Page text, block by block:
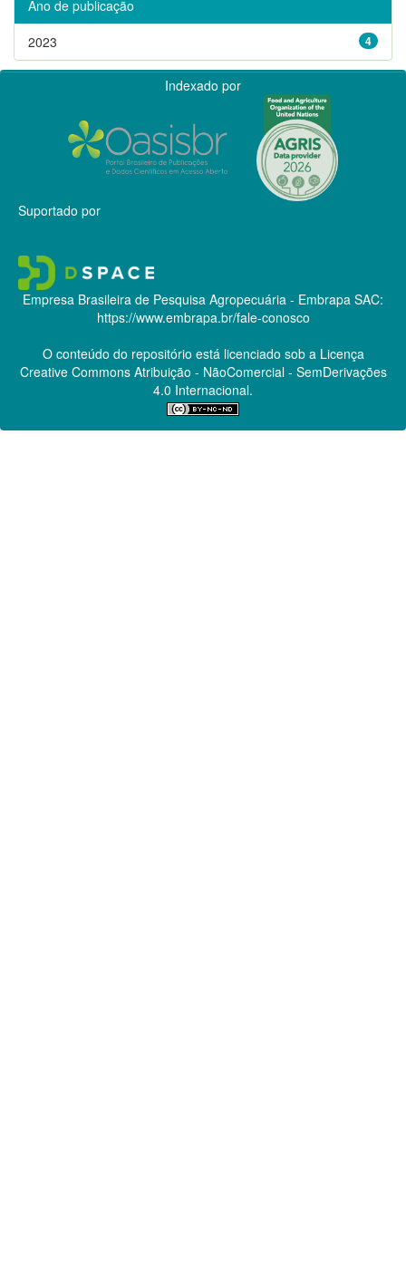
Ano de publicação
4
2023
Indexado por
Suportado por
Empresa Brasileira de Pesquisa Agropecuária - Embrapa SAC:
https://www.embrapa.br/fale-conosco
O conteúdo do repositório está licenciado sob a Licença
Creative CommonsAtribuição - NãoComercial - SemDerivações
4.0 Internacional.